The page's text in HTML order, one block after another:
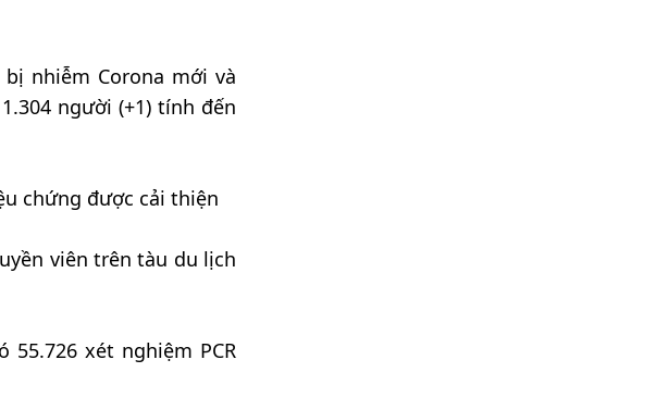
nhiễm Corona mới và
người (+1) tính đến
chứng được cải thiện
viên trên tàu du lịch
xét nghiệm PCR